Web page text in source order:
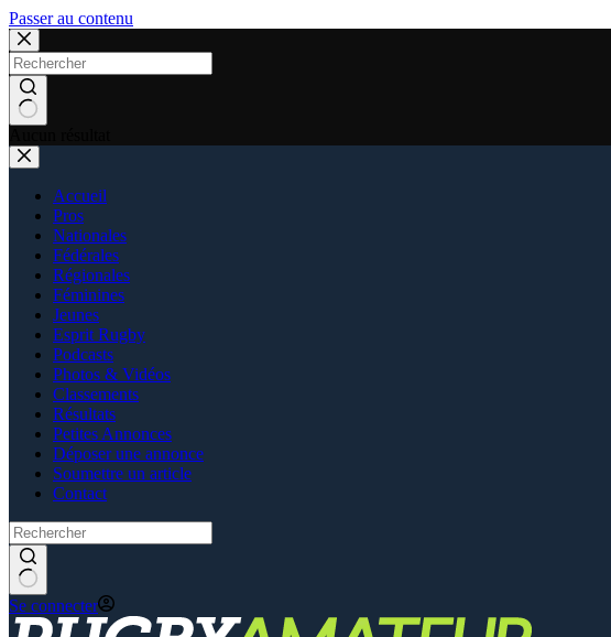
Passer au contenu
Accueil
Pros
Nationales
Fédérales
Régionales
Féminines
Jeunes
Esprit Rugby
Podcasts
Photos & Vidéos
Classements
Résultats
Petites Annonces
Déposer une annonce
Soumettre un article
Contact
Se connecter